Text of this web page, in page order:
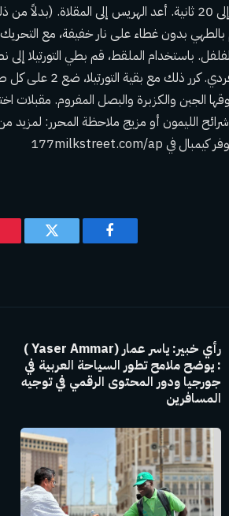
الفاصوليا حتى يصبح ناعمًا، لمدة 15 إلى 20 ثانية. أعد الهريس
بالطهي بدون غطاء على نار خفيفة، مع
والفلفل. باستخدام الملقط، قم بطي التورتيلا
(على نار خفيفة)، ثم
الجبن والكزبرة والبصل المفروم. مقبلات
الليمون أو مزيج ملاحظة المحرر: لمزيد
كيمبال في 177milkstreet.com/ap
فيسبوك تويتر
رأي خبير: ياسر عمار (Yaser Ammar )
: يوضح ملامح تطور السياحة العربية في
جورجيا ودور المحتوى الرقمي في توجيه
المسافرين